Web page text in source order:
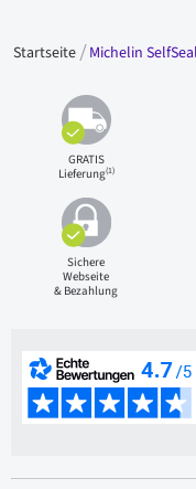
Startseite Michelin SelfSeal
GRATIS
Lieferung(1)
Sichere
Webseite
& Bezahlung